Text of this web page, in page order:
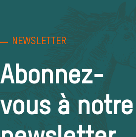
NEWSLETTER
Abonnez-
vous à notre